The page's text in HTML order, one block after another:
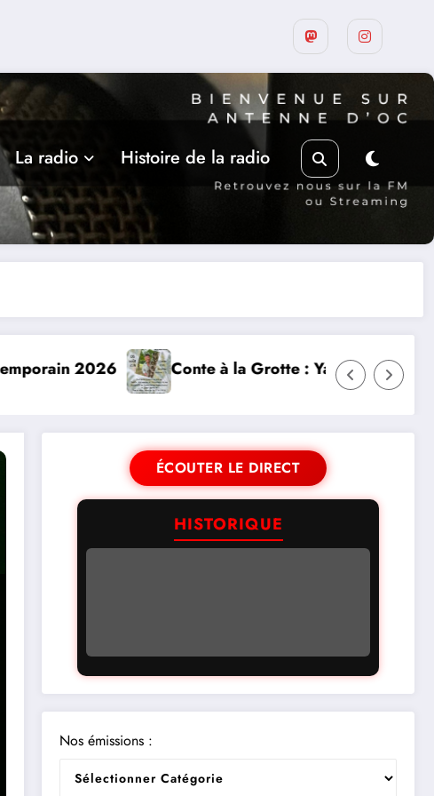
La radio Histoire de la radio
à la Grotte : Yannick Jaulin à Cajarc le 5 aoûtLes
ÉCOUTER LE DIRECT
HISTORIQUE
Nos émissions :